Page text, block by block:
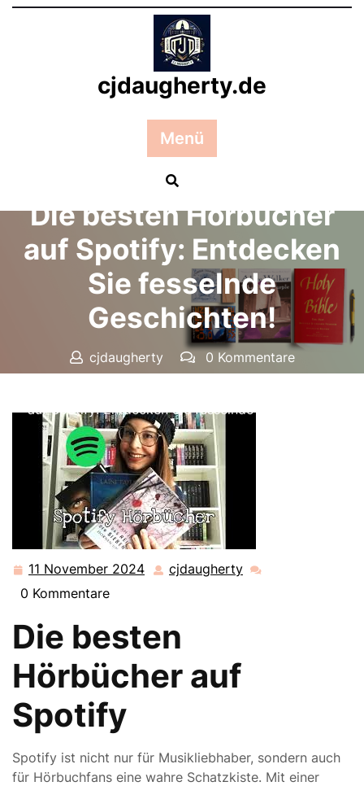
Zum
cjdaugherty.de
Menü
Posted On 11 November 2024
Die besten Hörbücher
auf Spotify: Entdecken
Sie fesselnde
Geschichten!
cjdaugherty
0 Kommentare
auf Spotify: Entdecken Sie fesselnde Geschichten!
11 November 2024 11
cjdaugherty cjdaugherty
0 Kommentare
Die besten
Hörbücher auf
Spotify
Spotify ist nicht nur für Musikliebhaber, sondern auch
für Hörbuchfans eine wahre Schatzkiste. Mit einer